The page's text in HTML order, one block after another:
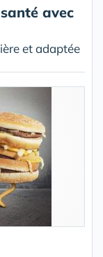
avec
et adaptée